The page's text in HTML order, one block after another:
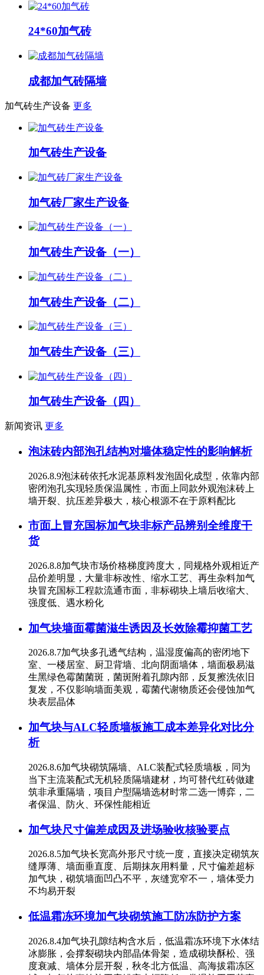
24*60加气砖
成都加气砖隔墙
加气砖生产设备 更多
加气砖生产设备
加气砖厂家生产设备
加气砖生产设备（一）
加气砖生产设备（二）
加气砖生产设备（三）
加气砖生产设备（四）
新闻资讯 更多
泡沫砖内部泡孔结构对墙体稳定性的影响解析
2026.8.9泡沫砖依托水泥基原料发泡固化成型，依靠内部
密闭泡孔实现轻质保温属性，市面上同款外观泡沫砖上
墙开裂、抗压差异极大，核心根源不在于原料配比
市面上冒充国标加气块非标产品辨别全维度干
货
2026.8.8加气块市场价格梯度跨度大，同规格外观相近产
品价差明显，大量非标改性、缩水工艺、再生杂料加气
块冒充国标工程款流通市面，非标砌块上墙后收缩大、
强度低、遇水粉化
加气块墙面霉菌滋生诱因及长效除霉抑菌工艺
2026.8.7加气块多孔透气结构，温湿度偏高的密闭地下
室、一楼居室、厨卫背墙、北向阴面墙体，墙面极易滋
生黑绿色霉菌菌斑，菌斑附着孔隙内部，反复擦洗依旧
复发，不仅影响墙面美观，霉菌代谢物质还会侵蚀加气
块表层晶体
加气块与ALC轻质墙板施工成本差异化对比分
析
2026.8.6加气块砌筑隔墙、ALC装配式轻质墙板，同为
当下主流装配式无机轻质隔墙建材，均可替代红砖做建
筑非承重隔墙，项目户型隔墙选材时常二选一博弈，二
者保温、防火、环保性能相近
加气块尺寸偏差成因及进场验收核验要点
2026.8.5加气块长宽高外形尺寸统一度，直接决定砌筑灰
缝厚薄、墙面垂直度、后期抹灰用料量，尺寸偏差超标
加气块，砌筑墙面凹凸不平，灰缝宽窄不一，墙体受力
不均易开裂
低温霜冻环境加气块砌筑施工防冻防护方案
2026.8.4加气块孔隙结构含水后，低温霜冻环境下水体结
冰膨胀，会撑裂砌块内部晶体骨架，造成砌块酥松、强
度衰减、墙体分层开裂，秋冬北方低温、高海拔霜冻区